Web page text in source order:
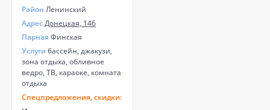
Район Ленинский
АдресДонецкая, 146
Парная Финская
Услуги бассейн, джакузи,
зона отдыха, обливное
ведро, ТВ, караоке, комната
отдыха
Спецпредложения, скидки: